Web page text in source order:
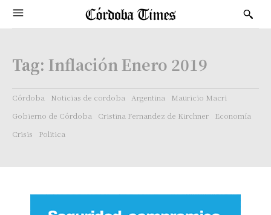
Tag: Inflación Enero 2019
Córdoba Noticias de cordoba Argentina
Mauricio Macri
Gobierno de Córdoba
Cristina Fernandez de Kirchner
Economía
Crisis
Politica